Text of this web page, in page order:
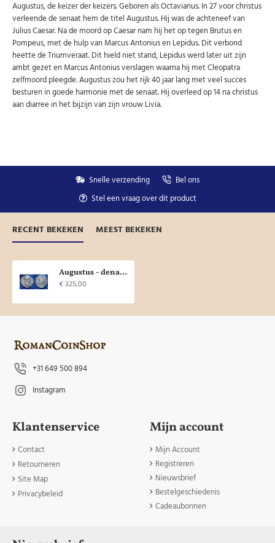
Augustus, de keizer der keizers. Geboren als Octavianus. In 27 voor christus
verleende de senaat hem de titel Augustus. Hij was de achteneef van
Julius Caesar. Na de moord op Caesar nam hij het op tegen Brutus en
Pompeus, met de hulp van Marcus Antonius en Lepidus. Dit verbond
heette de Triumveraat. Dit hield niet stand, Lepidus werd later uit zijn
ambt gezet en Marcus Antonius verslagen waarna hij met Cleopatra
zelfmoord pleegde. Augustus zou het rijk 40 jaar lang met veel succes
besturen in goede harmonie met de senaat. Hij overleed op 14 na christus
aan diarree in het bijzijn van zijn vrouw Livia.
Snelle verzending
Bel ons
Stel een vraag over dit product
RECENT BEKEKEN MEEST BEKEKEN
Augustus - denarius Caius en Lucius MOOI! (D1801)
€ 325,00
+31 649 500 894
Instagram
Klantenservice
Contact
Retourneren
Site Map
Privacybeleid
Mijn account
Mijn Account
Registreren
Nieuwsbrief
Bestelgeschiedenis
Cadeaubonnen